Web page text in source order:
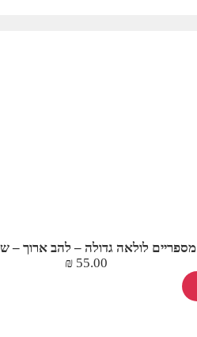
מספריים לולאה גדולה – להב ארוך –
55.00
₪